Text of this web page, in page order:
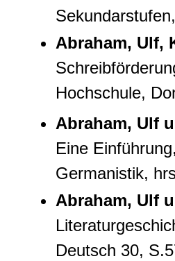
Abraham, Ulf,
Hochschule,
Abraham, Ulf
Eine
Germanistik,
Abraham, Ulf
Deutsch 30,